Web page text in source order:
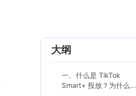
大纲
一、什么是 TikTok
Smart+ 投放？为什么越